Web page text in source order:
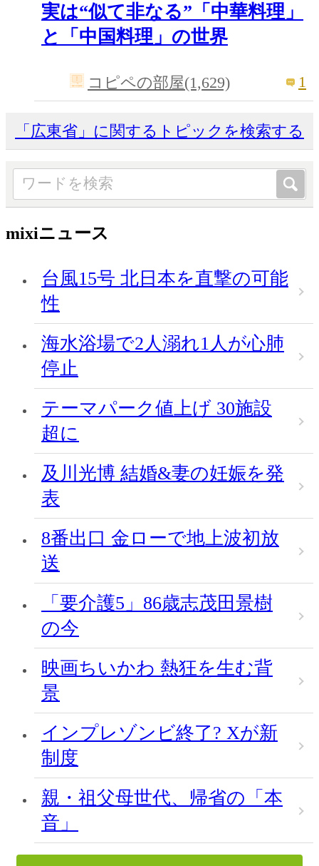
実は“似て非なる”「中華料理」
と「中国料理」の世界
コピペの部屋(1,629) 1
「広東省」に関するトピックを検索する
mixiニュース
台風15号 北日本を直撃の可能
性
海水浴場で2人溺れ1人が心肺
停止
テーマパーク値上げ 30施設
超に
及川光博 結婚&妻の妊娠を発
表
8番出口 金ローで地上波初放
送
「要介護5」86歳志茂田景樹
の今
映画ちいかわ 熱狂を生む背
景
インプレゾンビ終了? Xが新
制度
親・祖父母世代、帰省の「本
音」